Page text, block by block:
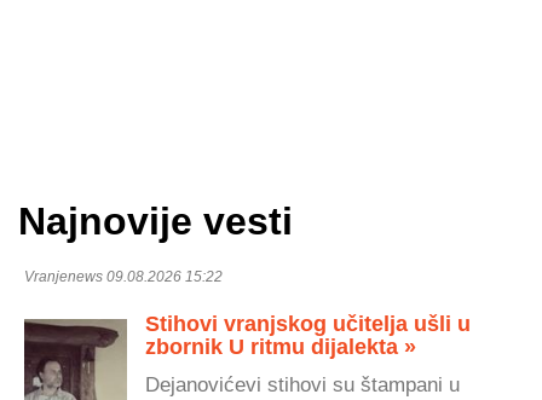
Najnovije vesti
Vranjenews 09.08.2026 15:22
Stihovi vranjskog učitelja ušli u
zbornik U ritmu dijalekta »
Dejanovićevi stihovi su štampani u